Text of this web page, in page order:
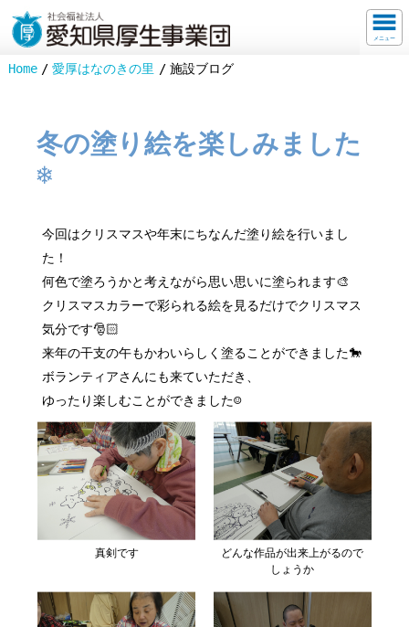
メニュー
Home 愛厚はなのきの里 施設ブログ
冬の塗り絵を楽しみました
❄️
今回はクリスマスや年末にちなんだ塗り絵を行いまし
た！
何色で塗ろうかと考えながら思い思いに塗られます🎨
クリスマスカラーで彩られる絵を見るだけでクリスマス
気分です🎅🏻
来年の干支の午もかわいらしく塗ることができました🐎
ボランティアさんにも来ていただき、
ゆったり楽しむことができました☺️
真剣です
どんな作品が出来上がるので
しょうか